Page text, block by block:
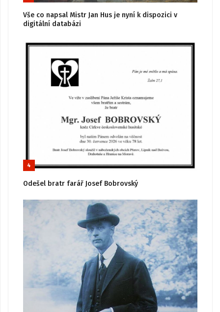
Vše co napsal Mistr Jan Hus je nyní k dispozici v
digitální databázi
4
Odešel bratr farář Josef Bobrovský